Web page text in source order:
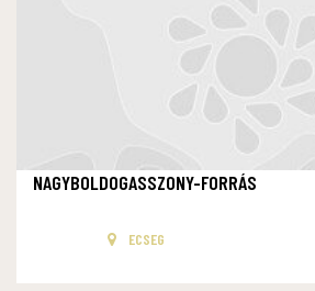
NAGYBOLDOGASSZONY-FORRÁS
ECSEG